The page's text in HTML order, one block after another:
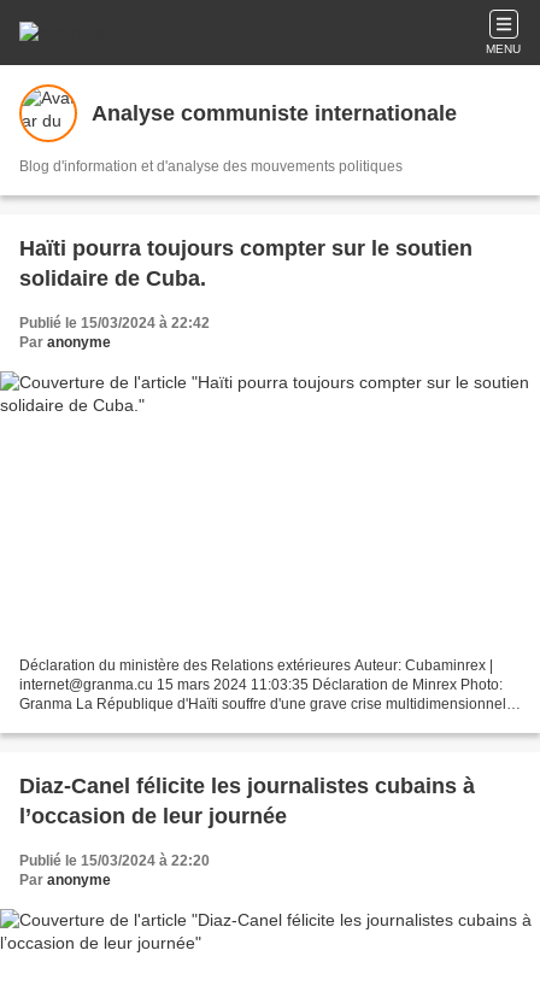
MENU
Analyse communiste internationale
Blog d'information et d'analyse des mouvements politiques
Haïti pourra toujours compter sur le soutien
solidaire de Cuba.
Publié le 15/03/2024 à 22:42
Par anonyme
Déclaration du ministère des Relations extérieures Auteur: Cubaminrex |
internet@granma.cu 15 mars 2024 11:03:35 Déclaration de Minrex Photo:
Granma La République d'Haïti souffre d'une grave crise multidimensionnelle
Diaz-Canel félicite les journalistes cubains à
l’occasion de leur journée
Publié le 15/03/2024 à 22:20
Par anonyme